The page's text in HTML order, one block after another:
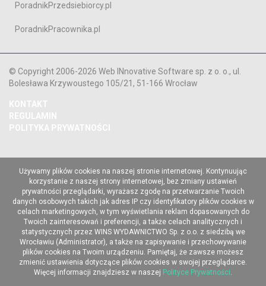
PoradnikPrzedsiebiorcy.pl
PoradnikPracownika.pl
© Copyright 2006-2026 Web INnovative Software sp. z o. o., ul.
Bolesława Krzywoustego 105/21, 51-166 Wrocław
KONTAKT
REGULAMIN
POLITYKA PRYWATNOŚCI
Używamy plików cookies na naszej stronie internetowej. Kontynuując
korzystanie z naszej strony internetowej, bez zmiany ustawień
prywatności przeglądarki, wyrażasz zgodę na przetwarzanie Twoich
danych osobowych takich jak adres IP czy identyfikatory plików cookies w
celach marketingowych, w tym wyświetlania reklam dopasowanych do
Twoich zainteresowań i preferencji, a także celach analitycznych i
statystycznych przez WINS WYDAWNICTWO Sp. z o.o. z siedzibą we
Wrocławiu (Administrator), a także na zapisywanie i przechowywanie
plików cookies na Twoim urządzeniu. Pamiętaj, że zawsze możesz
zmienić ustawienia dotyczące plików cookies w swojej przeglądarce.
Więcej informacji znajdziesz w naszej Polityce Prywatności.